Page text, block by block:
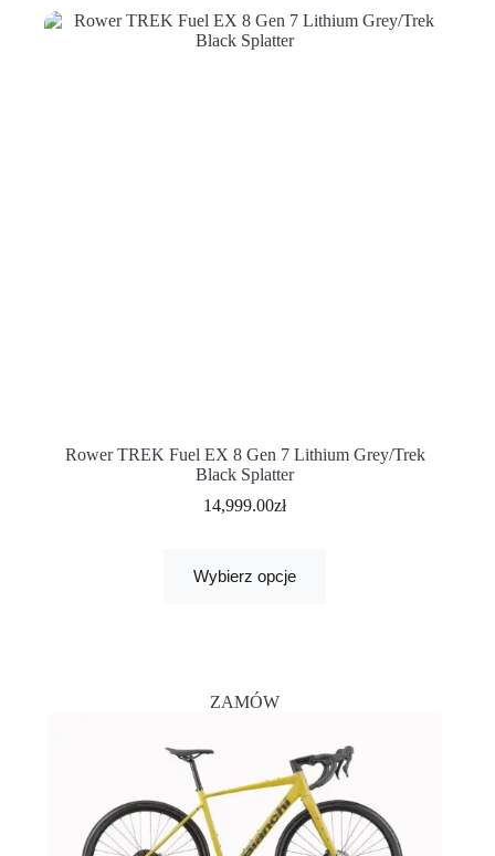
Rower TREK Fuel EX 8 Gen 7 Lithium Grey/Trek
Black Splatter
14,999.00zł
Wybierz opcje
ZAMÓW